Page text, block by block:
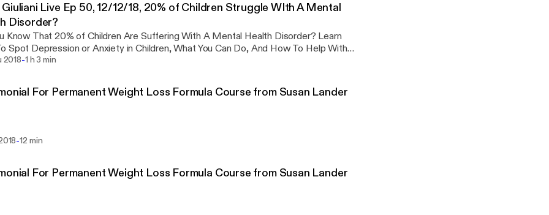
Live Ep 50, 12/12/18, 20% of Children Struggle WIth A Mental
Disorder?
Know That 20% of Children Are Suffering With A Mental Health Disorder? Learn
Depression or Anxiety in Children, What You Can Do, And How To Help With
With Dr. Lorry Leigh Belhumeur, Licensed Psychologist & CEO Of Western
2018-1 h 3 min
For Permanent Weight Loss Formula Course from Susan Lander
-12 min
For Permanent Weight Loss Formula Course from Susan Lander